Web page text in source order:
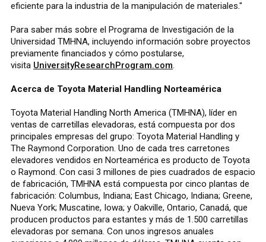
eficiente para la industria de la manipulación de materiales."
Para saber más sobre el Programa de Investigación de la
Universidad TMHNA, incluyendo información sobre proyectos
previamente financiados y cómo postularse,
visita UniversityResearchProgram.com.
Acerca de Toyota Material Handling Norteamérica
Toyota Material Handling North America (TMHNA), líder en
ventas de carretillas elevadoras, está compuesta por dos
principales empresas del grupo: Toyota Material Handling y
The Raymond Corporation. Uno de cada tres carretones
elevadores vendidos en Norteamérica es producto de Toyota
o Raymond. Con casi 3 millones de pies cuadrados de espacio
de fabricación, TMHNA está compuesta por cinco plantas de
fabricación: Columbus, Indiana; East Chicago, Indiana; Greene,
Nueva York; Muscatine, Iowa; y Oakville, Ontario, Canadá, que
producen productos para estantes y más de 1.500 carretillas
elevadoras por semana. Con unos ingresos anuales